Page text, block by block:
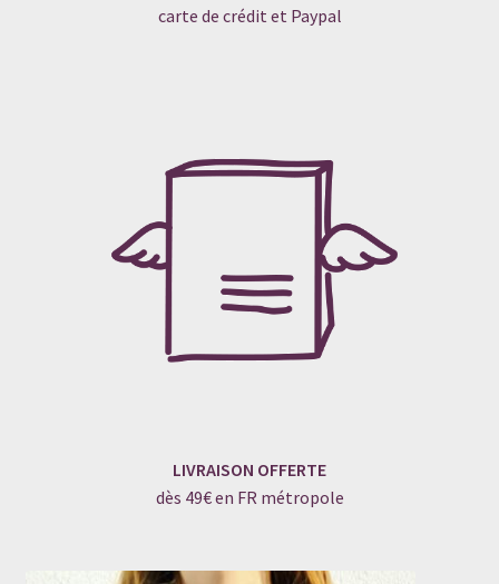
carte de crédit et Paypal
LIVRAISON OFFERTE
dès 49€ en FR métropole